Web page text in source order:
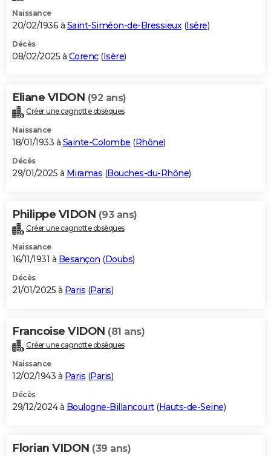
Naissance
20/02/1936 à Saint-Siméon-de-Bressieux(Isère)
Décès
08/02/2025 à Corenc(Isère)
Eliane VIDON (92 ans)
Créer une cagnotte obsèques
Naissance
18/01/1933 à Sainte-Colombe (Rhône)
Décès
29/01/2025 à Miramas (Bouches-du-Rhône)
Philippe VIDON (93 ans)
Créer une cagnotte obsèques
Naissance
16/11/1931 à Besançon (Doubs)
Décès
21/01/2025 à Paris (Paris)
Francoise VIDON (81 ans)
Créer une cagnotte obsèques
Naissance
12/02/1943 à Paris (Paris)
Décès
29/12/2024 à Boulogne-Billancourt(Hauts-de-Seine)
Florian VIDON (39 ans)